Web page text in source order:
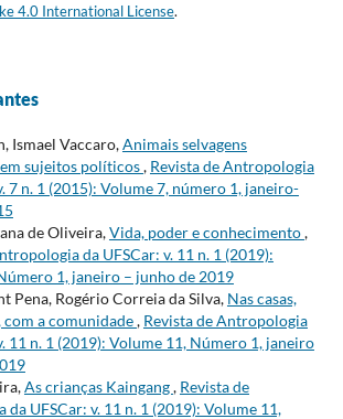
4.0 International License.
Ismael Vaccaro,Animais selvagens
sujeitos políticos, Revista de Antropologia
7 n. 1 (2015): Volume 7, número 1, janeiro-
de Oliveira,Vida, poder e conhecimento,
da UFSCar: v. 11 n. 1 (2019):
1, janeiro – junho de 2019
Pena, Rogério Correia da Silva, Nas casas,
com a comunidade, Revista de Antropologia
11 n. 1 (2019): Volume 11, Número 1, janeiro
As crianças Kaingang, Revista de
UFSCar: v. 11 n. 1 (2019): Volume 11,